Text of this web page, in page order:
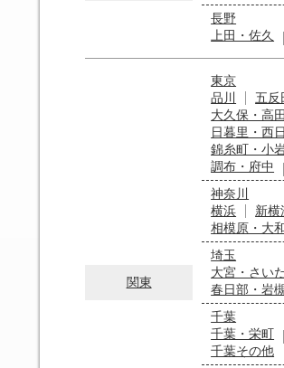
長野
上田・佐久
関東
東京
品川
五反
大久保・高
日暮里・西
錦糸町・小
調布・府中
神奈川
横浜
新横
相模原・大
埼玉
大宮・さい
春日部・岩
千葉
千葉・栄町
千葉その他